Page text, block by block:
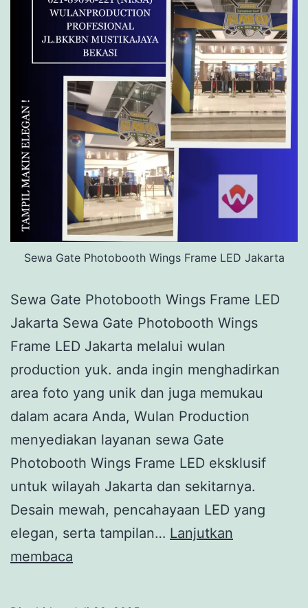
Sewa Gate Photobooth Wings Frame LED Jakarta
Sewa Gate Photobooth Wings Frame LED
Jakarta Sewa Gate Photobooth Wings
Frame LED Jakarta melalui wulan
production yuk. anda ingin menghadirkan
area foto yang unik dan juga memukau
dalam acara Anda, Wulan Production
menyediakan layanan sewa Gate
Photobooth Wings Frame LED eksklusif
untuk wilayah Jakarta dan sekitarnya.
Desain mewah, pencahayaan LED yang
elegan, serta tampilan… Lanjutkan
membaca